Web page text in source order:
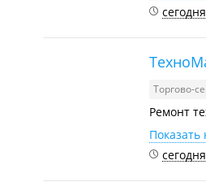
Торгово-
Ремонт
Показать